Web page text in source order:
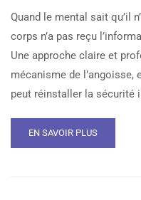
Quand le mental sait qu’il
corps n’a pas reçu
Une approche claire et
mécanisme de l’angoisse,
peut réinstaller la sécurité
EN SAVOIR PLUS